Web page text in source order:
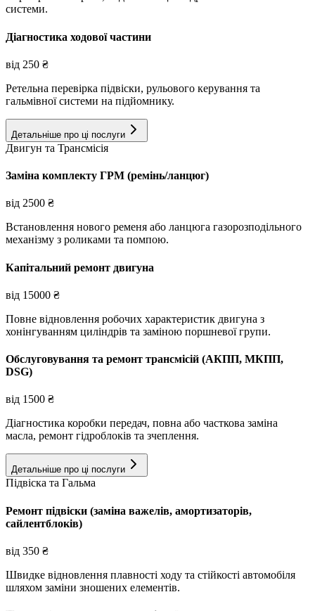
системи.
Діагностика ходової частини
від 250 ₴
Ретельна перевірка підвіски, рульового керування та
гальмівної системи на підйомнику.
Детальніше про ці послуги
Двигун та Трансмісія
Заміна комплекту ГРМ (ремінь/ланцюг)
від 2500 ₴
Встановлення нового ременя або ланцюга газорозподільного
механізму з роликами та помпою.
Капітальний ремонт двигуна
від 15000 ₴
Повне відновлення робочих характеристик двигуна з
хонінгуванням циліндрів та заміною поршневої групи.
Обслуговування та ремонт трансмісій (АКПП, МКПП,
DSG)
від 1500 ₴
Діагностика коробки передач, повна або часткова заміна
масла, ремонт гідроблоків та зчеплення.
Детальніше про ці послуги
Підвіска та Гальма
Ремонт підвіски (заміна важелів, амортизаторів,
сайлентблоків)
від 350 ₴
Швидке відновлення плавності ходу та стійкості автомобіля
шляхом заміни зношених елементів.